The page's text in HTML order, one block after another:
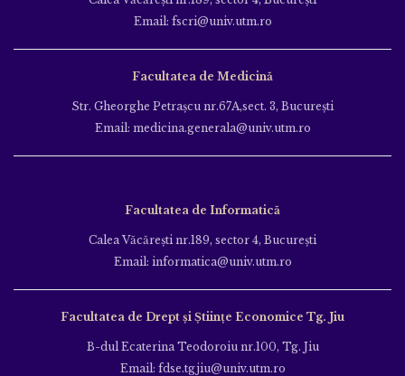
Email: fscri@univ.utm.ro
Facultatea de Medicină
Str. Gheorghe Petraşcu nr.67A,sect. 3, Bucureşti
Email: medicina.generala@univ.utm.ro
Facultatea de Informatică
Calea Văcăreşti nr.189, sector 4, Bucureşti
Email: informatica@univ.utm.ro
Facultatea de Drept și Științe Economice Tg. Jiu
B-dul Ecaterina Teodoroiu nr.100, Tg. Jiu
Email: fdse.tgjiu@univ.utm.ro